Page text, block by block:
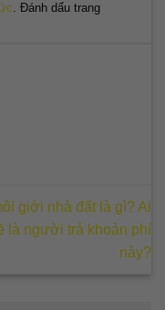
. Đánh dấu trang
giới nhà đất là gì? Ai
là người trả khoản phí
này?